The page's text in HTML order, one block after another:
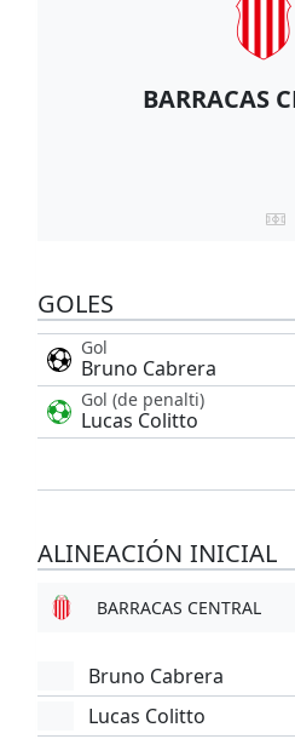
BARRACAS
GOLES
Gol
Bruno Cabrera
Gol (de penalti)
Lucas Colitto
ALINEACIÓN INICIAL
BARRACAS CENTRAL
Bruno Cabrera
Lucas Colitto